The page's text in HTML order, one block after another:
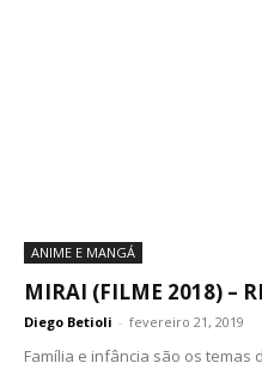
ANIME E MANGÁ
MIRAI (FILME 2018) –
Diego Betioli - fevereiro 21, 2019
Família e infância são os